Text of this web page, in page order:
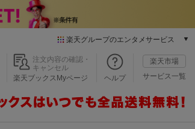
楽天グループのエンタメサービス
本/ゲーム/CD/DVD
楽天ブックス
楽天Kobo
注文内容の確認・
キャンセル
楽天ブックスMyページ
ヘルプ
楽天市場
サービス一覧